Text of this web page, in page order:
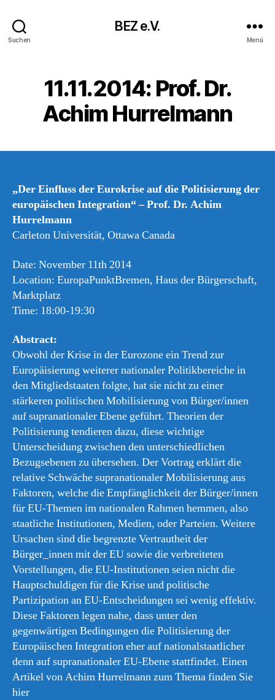
Suchen
BEZ e.V.
Menü
11.11.2014: Prof. Dr.
Achim Hurrelmann
„Der Einfluss der Eurokrise auf die Politisierung der
europäischen Integration“ – Prof. Dr. Achim
Hurrelmann
Carleton Universität, Ottawa Canada
Date: November 11th 2014
Location: EuropaPunktBremen, Haus der Bürgerschaft,
Marktplatz
Time: 18:00-19:30
Abstract:
Obwohl der Krise in der Eurozone ein Trend zur
Europäisierung weiterer nationaler Politikbereiche in
den Mitgliedstaaten folgte, hat sie nicht zu einer
stärkeren politischen Mobilisierung von Bürger/innen
auf supranationaler Ebene geführt. Theorien der
Politisierung tendieren dazu, diese wichtige
Unterscheidung zwischen den unterschiedlichen
Bezugsebenen zu übersehen. Der Vortrag erklärt die
relative Schwäche supranationaler Mobilisierung aus
Faktoren, welche die Empfänglichkeit der Bürger/innen
für EU-Themen im nationalen Rahmen hemmen, also
staatliche Institutionen, Medien, oder Parteien. Weitere
Ursachen sind die begrenzte Vertrautheit der
Bürger_innen mit der EU sowie die verbreiteten
Vorstellungen, die EU-Institutionen seien nicht die
Hauptschuldigen für die Krise und politische
Partizipation an EU-Entscheidungen sei wenig effektiv.
Diese Faktoren legen nahe, dass unter den
gegenwärtigen Bedingungen die Politisierung der
Europäischen Integration eher auf nationalstaatlicher
denn auf supranationaler EU-Ebene stattfindet. Einen
Artikel von Achim Hurrelmann zum Thema finden Sie
hier